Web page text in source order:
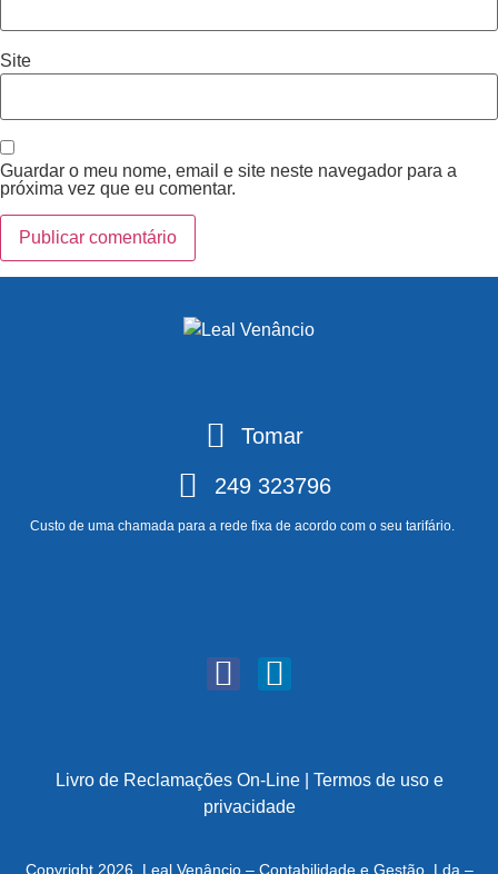
Site
Guardar o meu nome, email e site neste navegador para a
próxima vez que eu comentar.
Tomar
249 323796
Custo de uma chamada para a rede fixa de acordo com o seu tarifário.
Livro de Reclamações On-Line| Termos de uso e
privacidade
Copyright 2026, Leal Venâncio – Contabilidade e Gestão, Lda –